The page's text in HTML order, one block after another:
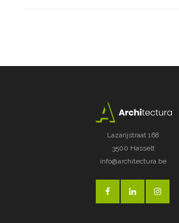
Lazarijstraat 168
3500 Hasselt
info@architectura.be